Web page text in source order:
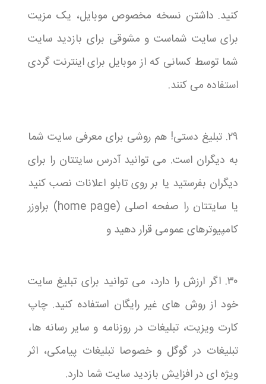
کنید. داشتن نسخه مخصوص موبایل، یک مزیت
برای سایت شماست و مشوقی برای بازدید سایت
شما توسط کسانی که از موبایل برای اینترنت گردی
استفاده می کنند.
۲۹. تبلیغ دستی! هم روشی برای معرفی سایت شما
به دیگران است. می توانید آدرس سایتتان را برای
دیگران بفرستید یا بر روی تابلو اعلانات نصب کنید
یا سایتتان را صفحه اصلی (home page) براوزر
کامپیوترهای عمومی قرار دهید و
۳۰. اگر ارزش را دارد، می توانید برای تبلیغ سایت
خود از روش های غیر رایگان استفاده کنید. چاپ
کارت ویزیت، تبلیغات در روزنامه و سایر رسانه ها،
تبلیغات در گوگل و خصوصا تبلیغات پیامکی، اثر
ویژه ای در افزایش بازدید سایت شما دارد.